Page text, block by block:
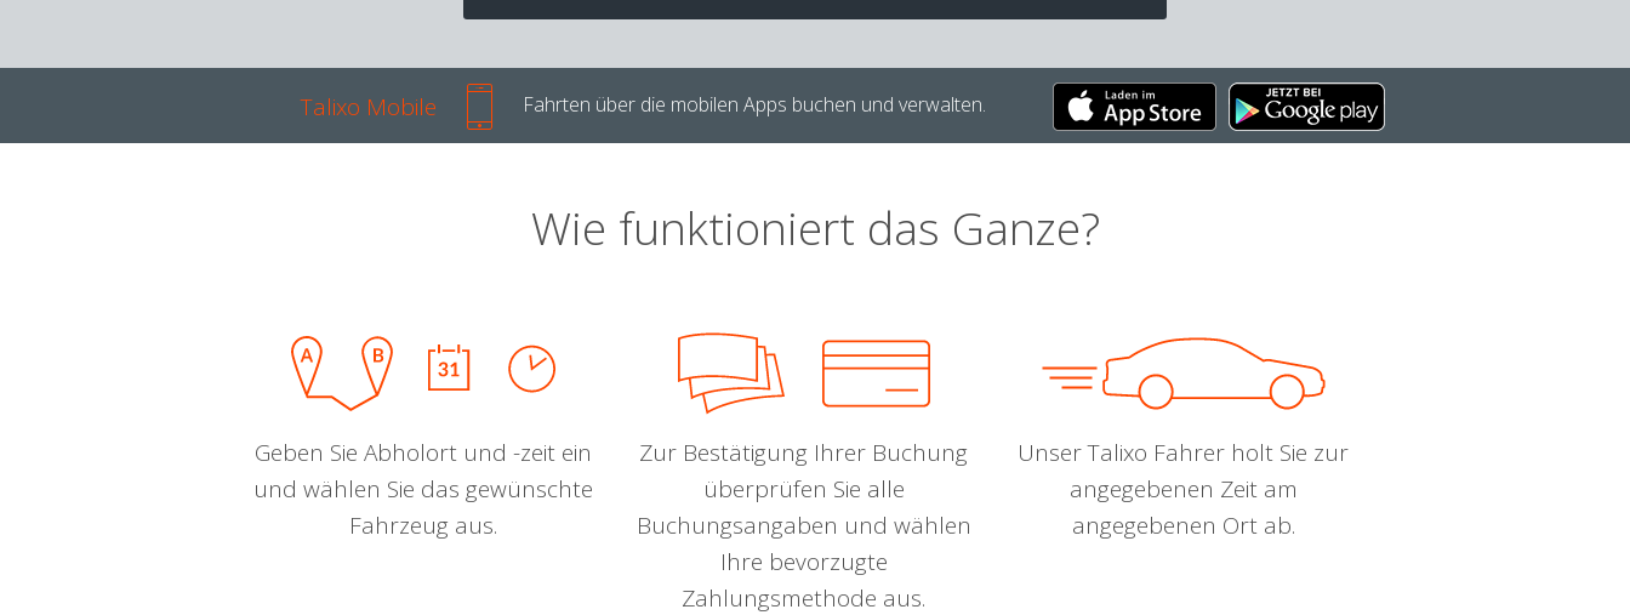
Talixo Mobile Fahrten über die mobilen Apps buchen und verwalten.
Wie funktioniert das Ganze?
Geben Sie Abholort und -zeit ein
und wählen Sie das gewünschte
Fahrzeug aus.
Zur Bestätigung Ihrer Buchung
überprüfen Sie alle
Buchungsangaben und wählen
Ihre bevorzugte
Zahlungsmethode aus.
Unser Talixo Fahrer holt Sie zur
angegebenen Zeit am
angegebenen Ort ab.